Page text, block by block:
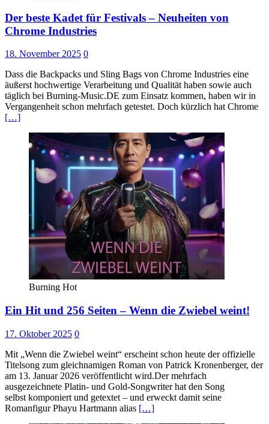
Der beste Kadet für Festivals – Neuheiten von
Chrome Industries
18. November 2025 0
Dass die Backpacks und Sling Bags von Chrome Industries eine
äußerst hochwertige Verarbeitung und Qualität haben sowie auch
täglich bei Burning-Music.DE zum Einsatz kommen, haben wir in
Vergangenheit schon mehrfach getestet. Doch kürzlich hat Chrome
[…]
Burning Hot
Ein Hit und 256 Seiten – Wenn die Zwiebel weint!
17. Oktober 2025 0
Mit „Wenn die Zwiebel weint“ erscheint schon heute der offizielle
Titelsong zum gleichnamigen Roman von Patrick Kronenberger, der
am 13. Januar 2026 veröffentlicht wird.Der mehrfach
ausgezeichnete Platin- und Gold-Songwriter hat den Song
selbst komponiert und getextet – und erweckt damit seine
Romanfigur Phayu Hartmann alias […]